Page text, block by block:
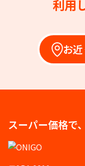
利用
お
スーパー価格で